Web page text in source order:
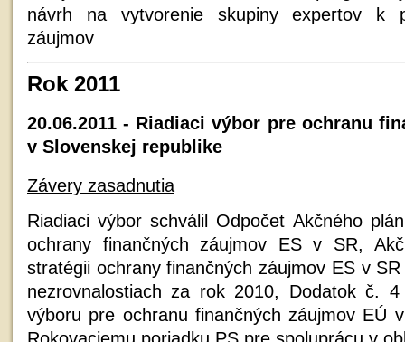
návrh na vytvorenie skupiny expertov k
záujmov
Rok 2011
20.06.2011 - Riadiaci výbor pre ochranu
v Slovenskej republike
Závery zasadnutia
Riadiaci výbor schválil Odpočet Akčného
ochrany finančných záujmov ES v SR,
stratégii ochrany finančných záujmov ES v
nezrovnalostiach za rok 2010, Dodatok č.
výboru pre ochranu finančných záujmov EÚ